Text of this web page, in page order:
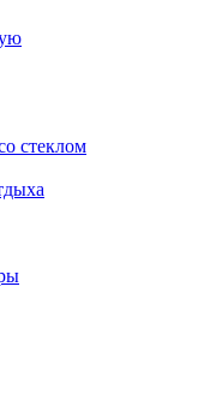
стеклом